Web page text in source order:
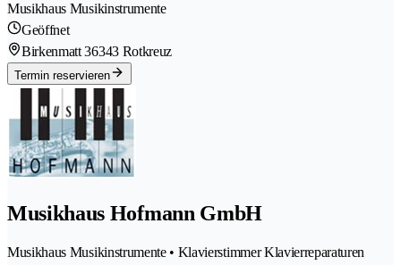
Musikhaus Musikinstrumente
Geöffnet
Birkenmatt 36343 Rotkreuz
Termin reservieren
Musikhaus Hofmann GmbH
Musikhaus Musikinstrumente • Klavierstimmer Klavierreparaturen